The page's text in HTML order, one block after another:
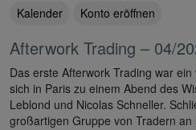
Kalender Konto eröffnen
Afterwork Trading – 04/
Das erste Afterwork Trading war
sich in Paris zu einem Abend des
Leblond und Nicolas Schneller.
großartigen Gruppe von Tradern